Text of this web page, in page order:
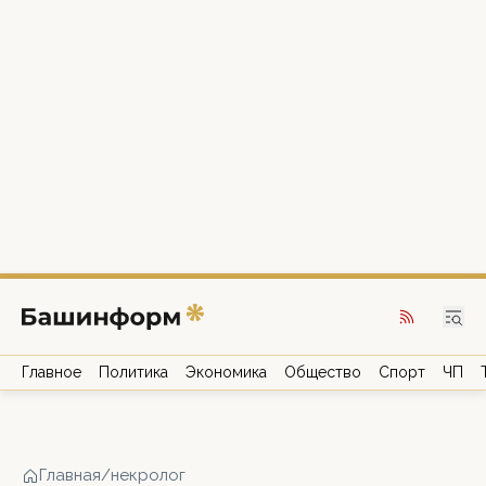
Главное Политика Экономика Общество Спорт ЧП
Главная/некролог